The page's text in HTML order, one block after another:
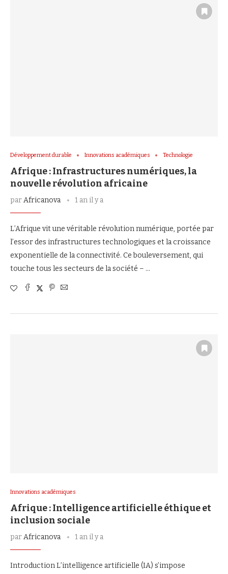
Développement durable Innovations académiques Technologie
Afrique : Infrastructures numériques, la
nouvelle révolution africaine
parAfricanova 1 an il y a
L’Afrique vit une véritable révolution numérique, portée par
l’essor des infrastructures technologiques et la croissance
exponentielle de la connectivité. Ce bouleversement, qui
touche tous les secteurs de la société – …
Innovations académiques
Afrique : Intelligence artificielle éthique et
inclusion sociale
parAfricanova 1 an il y a
Introduction L’intelligence artificielle (IA) s’impose